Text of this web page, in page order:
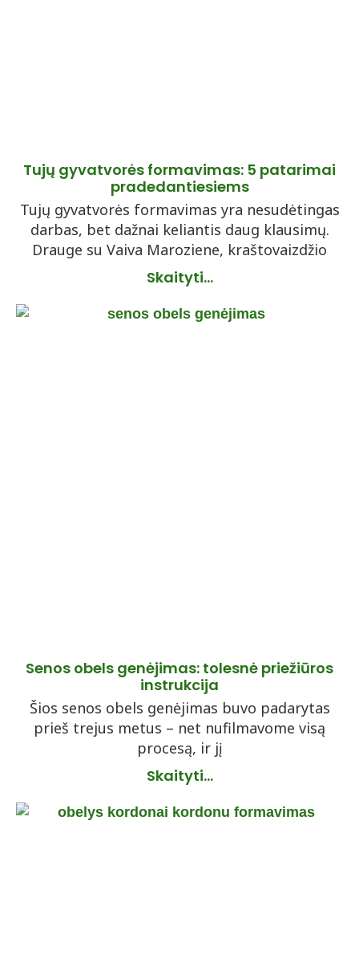
Tujų gyvatvorės formavimas: 5 patarimai
pradedantiesiems
Tujų gyvatvorės formavimas yra nesudėtingas
darbas, bet dažnai keliantis daug klausimų.
Drauge su Vaiva Maroziene, kraštovaizdžio
Skaityti...
Senos obels genėjimas: tolesnė priežiūros
instrukcija
Šios senos obels genėjimas buvo padarytas
prieš trejus metus – net nufilmavome visą
procesą, ir jį
Skaityti...